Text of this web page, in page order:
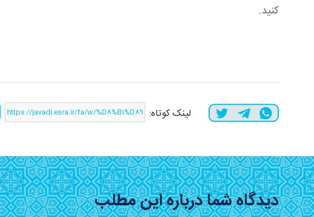
کنید.
لینک کوتاه:
دیدگاه شما درباره این مطلب